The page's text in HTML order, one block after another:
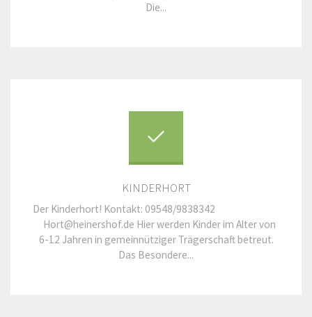
Die...
KINDERHORT
Der Kinderhort! Kontakt: 09548/9838342
Hort@heinershof.de Hier werden Kinder im Alter von
6-12 Jahren in gemeinnütziger Trägerschaft betreut.
Das Besondere...